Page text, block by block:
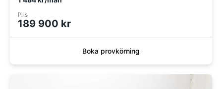
Pris
189 900 kr
Boka provkörning